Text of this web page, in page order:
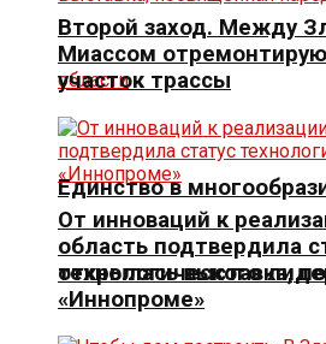
Единство в
открылась выставка,
Второй заход. Между
Миассом
участок трассы
От инноваций к
область подтвердила
технологического
«Иннопроме»